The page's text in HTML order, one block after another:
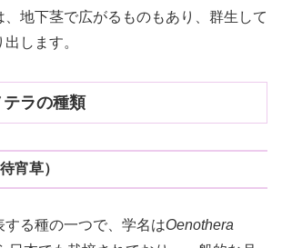
、地下茎で広がるものもあり、群生して
します。
ラの種類
宵草）
する種の一つで、学名はOenothera